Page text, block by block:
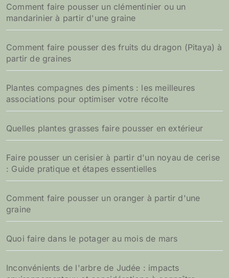
Comment faire pousser un clémentinier ou un
mandarinier à partir d'une graine
Comment faire pousser des fruits du dragon (Pitaya) à
partir de graines
Plantes compagnes des piments : les meilleures
associations pour optimiser votre récolte
Quelles plantes grasses faire pousser en extérieur
Faire pousser un cerisier à partir d'un noyau de cerise
: Guide pratique et étapes essentielles
Comment faire pousser un oranger à partir d'une
graine
Quoi faire dans le potager au mois de mars
Inconvénients de l'arbre de Judée : impacts